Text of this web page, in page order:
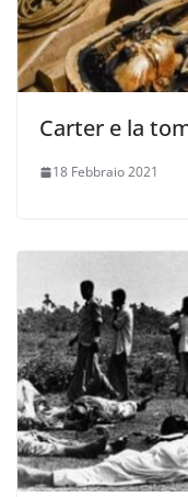
Carter e la
18 Febbraio 2021